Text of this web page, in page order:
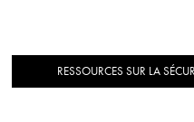
RESSOURCES SUR LA